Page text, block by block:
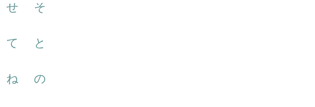
せ そ
て と
ね の